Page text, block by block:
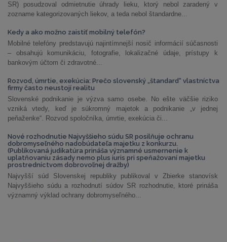
SR) posudzoval odmietnutie úhrady lieku, ktorý nebol zaradený v
zozname kategorizovaných liekov, a teda nebol štandardne...
Kedy a ako možno zaistiť mobilný telefón?
Mobilné telefóny predstavujú najintímnejší nosič informácií súčasnosti
– obsahujú komunikáciu, fotografie, lokalizačné údaje, prístupy k
bankovým účtom či zdravotné...
Rozvod, úmrtie, exekúcia: Prečo slovenský „štandard“ vlastníctva
firmy často neustojí realitu
Slovenské podnikanie je výzva samo osebe. No ešte väčšie riziko
vzniká vtedy, keď je súkromný majetok a podnikanie „v jednej
peňaženke“. Rozvod spoločníka, úmrtie, exekúcia či...
Nové rozhodnutie Najvyššieho súdu SR posilňuje ochranu
dobromyseľného nadobúdateľa majetku z konkurzu.
(Publikovaná judikatúra prináša významné usmernenie k
uplatňovaniu zásady nemo plus iuris pri speňažovaní majetku
prostredníctvom dobrovoľnej dražby)
Najvyšší súd Slovenskej republiky publikoval v Zbierke stanovísk
Najvyššieho súdu a rozhodnutí súdov SR rozhodnutie, ktoré prináša
významný výklad ochrany dobromyseľného...